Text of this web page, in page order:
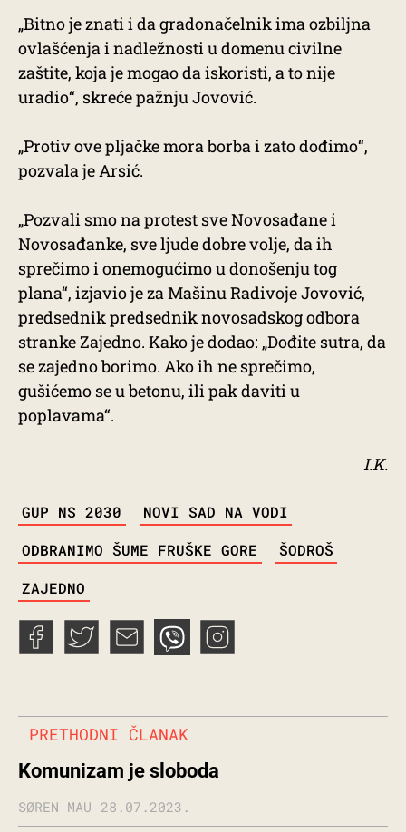
„Bitno je znati i da gradonačelnik ima ozbiljna
ovlašćenja i nadležnosti u domenu civilne
zaštite, koja je mogao da iskoristi, a to nije
uradio“, skreće pažnju Jovović.
„Protiv ove pljačke mora borba i zato dođimo“,
pozvala je Arsić.
„Pozvali smo na protest sve Novosađane i
Novosađanke, sve ljude dobre volje, da ih
sprečimo i onemogućimo u donošenju tog
plana“, izjavio je za Mašinu Radivoje Jovović,
predsednik predsednik novosadskog odbora
stranke Zajedno. Kako je dodao: „Dođite sutra, da
se zajedno borimo. Ako ih ne sprečimo,
gušićemo se u betonu, ili pak daviti u
poplavama“.
I.K.
GUP NS 2030 NOVI SAD NA VODI
ODBRANIMO ŠUME FRUŠKE GORE ŠODROŠ
ZAJEDNO
PRETHODNI ČLANAK
Komunizam je sloboda
SØREN MAU 28.07.2023.